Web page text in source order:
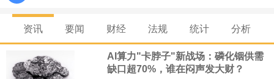
通知，将于8月9日实施24小时停工。
8月7日，宇树科技董事长王兴兴网上路演时表示，报告期内，公司
资讯 要闻 财经 法规 统计 分析
AI算力"卡脖子"新战场：磷化铟供需
缺口超70%，谁在闷声发大财？